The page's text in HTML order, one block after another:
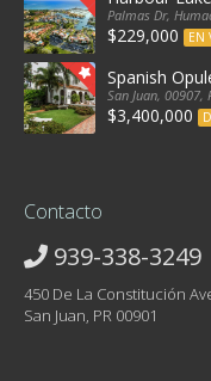
Palmas Dr,
$229,000 EN
Spanish
San Juan, 00907,
$3,400,000
Contacto
939-338-3249
450 De La Constitución
San Juan, PR 00901